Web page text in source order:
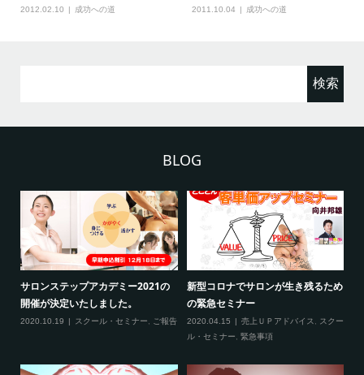
2012.02.10 成功への道 2011.10.04 成功への道
BLOG
サロンステップアカデミー2021の
開催が決定いたしました。
2020.10.19 スクール・セミナー ご報告
新型コロナでサロンが生き残るため
の緊急セミナー
2020.04.15 売上ＵＰアドバイス
スクー
ル・セミナー
緊急事項